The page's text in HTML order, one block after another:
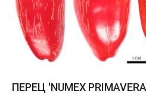
ПЕРЕЦ 'NUMEX